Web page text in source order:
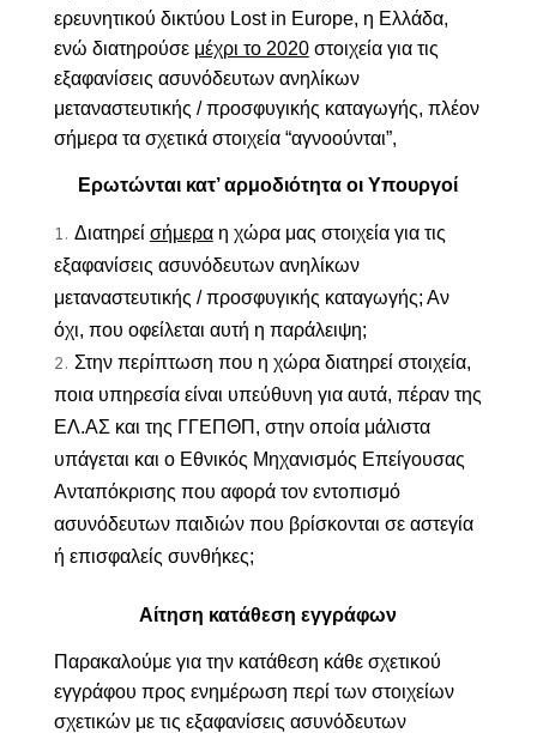
ερευνητικού δικτύου Lost in Europe, η Ελλάδα,
ενώ διατηρούσε μέχρι το 2020στοιχεία για τις
εξαφανίσεις ασυνόδευτων ανηλίκων
μεταναστευτικής / προσφυγικής καταγωγής, πλέον
σήμερα τα σχετικά στοιχεία “αγνοούνται”,
Ερωτώνται κατ’ αρμοδιότητα οι Υπουργοί
Διατηρεί σήμεραη χώρα μας στοιχεία για τις
εξαφανίσεις ασυνόδευτων ανηλίκων
μεταναστευτικής / προσφυγικής καταγωγής; Αν
όχι, που οφείλεται αυτή η παράλειψη;
Στην περίπτωση που η χώρα διατηρεί στοιχεία,
ποια υπηρεσία είναι υπεύθυνη για αυτά, πέραν της
ΕΛ.ΑΣ και της ΓΓΕΠΘΠ, στην οποία μάλιστα
υπάγεται και ο Εθνικός Μηχανισμός Επείγουσας
Ανταπόκρισης που αφορά τον εντοπισμό
ασυνόδευτων παιδιών που βρίσκονται σε αστεγία
ή επισφαλείς συνθήκες;
Αίτηση κατάθεση εγγράφων
Παρακαλούμε για την κατάθεση κάθε σχετικού
εγγράφου προς ενημέρωση περί των στοιχείων
σχετικών με τις εξαφανίσεις ασυνόδευτων